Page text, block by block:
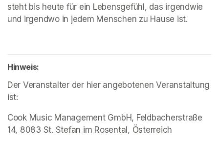
steht bis heute für ein Lebensgefühl, das irgendwie
und irgendwo in jedem Menschen zu Hause ist.
Hinweis:
Der Veranstalter der hier angebotenen Veranstaltung
ist:
Cook Music Management GmbH, Feldbacherstraße
14, 8083 St. Stefan im Rosental, Österreich